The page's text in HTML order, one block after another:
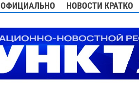
ОФИЦИАЛЬНО НОВОСТИ КРАТКО